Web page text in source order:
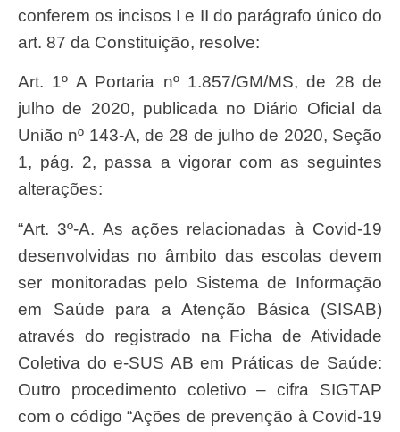
conferem os incisos I e II do parágrafo único do
art. 87 da Constituição, resolve:
Art. 1º A Portaria nº 1.857/GM/MS, de 28 de
julho de 2020, publicada no Diário Oficial da
União nº 143-A, de 28 de julho de 2020, Seção
1, pág. 2, passa a vigorar com as seguintes
alterações:
“Art. 3º-A. As ações relacionadas à Covid-19
desenvolvidas no âmbito das escolas devem
ser monitoradas pelo Sistema de Informação
em Saúde para a Atenção Básica (SISAB)
através do registrado na Ficha de Atividade
Coletiva do e-SUS AB em Práticas de Saúde:
Outro procedimento coletivo – cifra SIGTAP
com o código “Ações de prevenção à Covid-19